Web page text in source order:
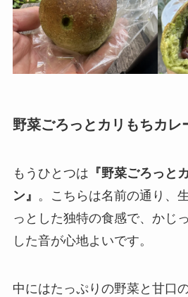
野菜ごろっとカリもちカレ
もうひとつは 『野菜ごろっと
ン』 。こちらは名前の通り、
っとした独特の食感で、かじ
した音が心地よいです。
中にはたっぷりの野菜と甘口